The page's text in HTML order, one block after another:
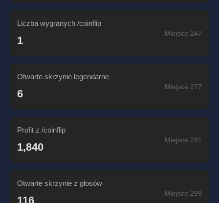
Liczba wygranych /coinflip
1
Miejsce 247
Otwarte skrzynie legendarne
6
Miejsce 277
Profit z /coinflip
1,840
Miejsce 281
Otwarte skrzynie z głosów
116
Miejsce 299